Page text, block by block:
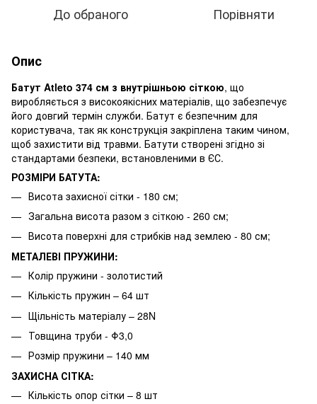
До обраного Порівняти
Опис
Батут Atleto 374 см з внутрішньою сіткою, що
виробляється з високоякісних матеріалів, що забезпечує
його довгий термін служби. Батут є безпечним для
користувача, так як конструкція закріплена таким чином,
щоб захистити від травми. Батути створені згідно зі
стандартами безпеки, встановленими в ЄС.
РОЗМІРИ БАТУТА:
Висота захисної сітки - 180 см;
Загальна висота разом з сіткою - 260 см;
Висота поверхні для стрибків над землею - 80 см;
МЕТАЛЕВІ ПРУЖИНИ:
Колір пружини - золотистий
Кількість пружин – 64 шт
Щільність матеріалу – 28N
Товщина труби - Φ3,0
Розмір пружини – 140 мм
ЗАХИСНА СІТКА:
Кількість опор сітки – 8 шт